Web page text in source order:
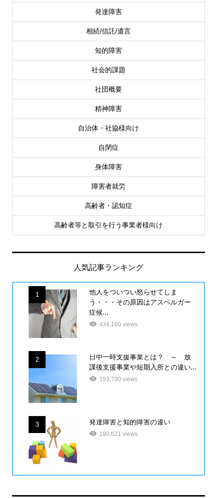
発達障害
相続/信託/遺言
知的障害
社会的課題
社団概要
精神障害
自治体・社協様向け
自閉症
身体障害
障害者就労
高齢者・認知症
高齢者等と取引を行う事業者様向け
人気記事ランキング
1
他人をついつい怒らせてしま
う・・・その原因はアスペルガー
症候...
434,160 views
2
日中一時支援事業とは？ ～ 放
課後支援事業や短期入所との違い...
193,790 views
3 発達障害と知的障害の違い
190,621 views